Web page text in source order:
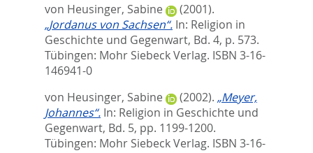
von Heusinger, Sabine
(2001).
„Jordanus von Sachsen“. In: Religion in
Geschichte und Gegenwart, Bd. 4, p. 573.
Tübingen: Mohr Siebeck Verlag. ISBN 3-16-
146941-0
von Heusinger, Sabine
(2002). „Meyer,
Johannes“. In: Religion in Geschichte und
Gegenwart, Bd. 5, pp. 1199-1200.
Tübingen: Mohr Siebeck Verlag. ISBN 3-16-